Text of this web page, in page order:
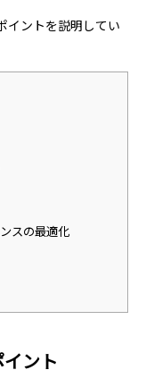
イントを説明してい
スの最適化
ント